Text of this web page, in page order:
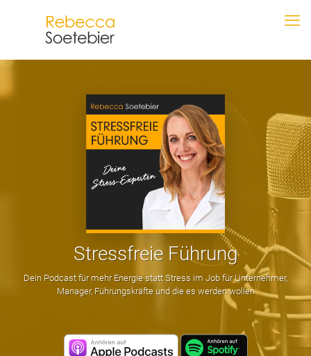
Stressfreie Führung
Dein Podcast für mehr Energie statt Stress im Job für Unternehmer,
Manager, Führungskräfte und die es werden wollen